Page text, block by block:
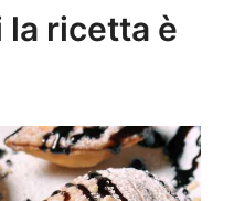
la ricetta è